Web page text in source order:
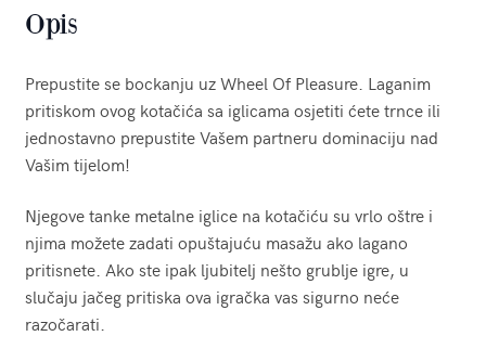
Opis
Prepustite se bockanju uz Wheel Of Pleasure. Laganim
pritiskom ovog kotačića sa iglicama osjetiti ćete trnce ili
jednostavno prepustite Vašem partneru dominaciju nad
Vašim tijelom!
Njegove tanke metalne iglice na kotačiću su vrlo oštre i
njima možete zadati opuštajuću masažu ako lagano
pritisnete. Ako ste ipak ljubitelj nešto grublje igre, u
slučaju jačeg pritiska ova igračka vas sigurno neće
razočarati.